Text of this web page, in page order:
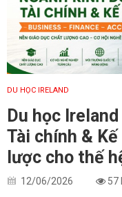
DU HỌC IRELAND
Du học
Tài chính &
lược cho thế
12/06/2026 57